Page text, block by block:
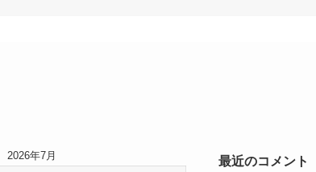
2026年7月 最近のコメント